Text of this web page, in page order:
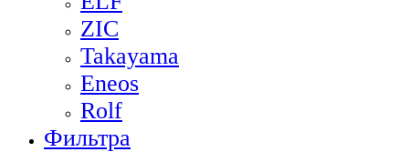
ZIC
Takayama
Eneos
Rolf
Фильтра